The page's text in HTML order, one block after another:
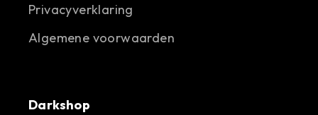
Privacyverklaring
Algemene voorwaarden
Darkshop